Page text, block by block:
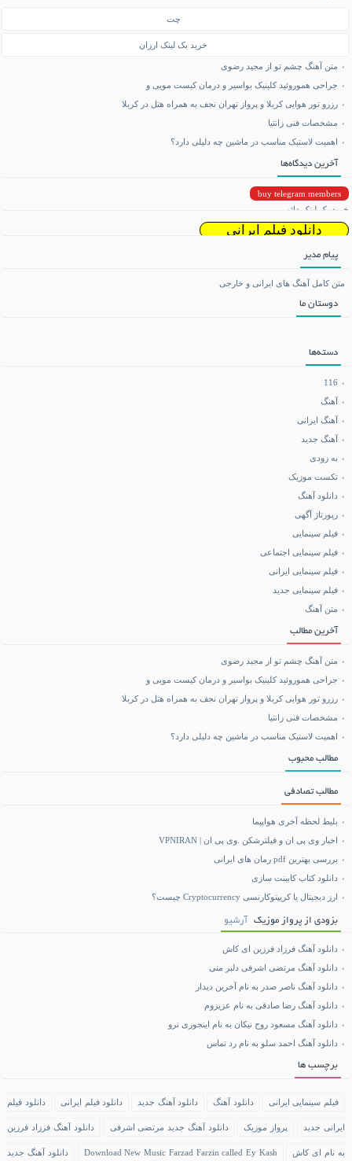
چت
خرید بک لینک ارزان
متن آهنگ چشم تو از مجید رضوی
جراحی هموروئید کلینیک بواسیر و درمان کیست مویی و
رزرو تور هوایی کربلا و پرواز تهران نجف به همراه هتل در کربلا
مشخصات فنی زانتیا
اهمیت لاستیک مناسب در ماشین چه دلیلی دارد؟
آخرین دیدگاه‌ها
buy telegram members
خرید بک لینک دائمی
دانلود فیلم ایرانی
دانلود ریمیکس
تماشای آنلاین فیلم و سریال
می بی نیم
فروشگاه تجهیزات کوهنوردی
آموزش هاستینگ و سرور
خرید کالا
خرید BCAA
خرید بلیط هواپیما
بلیط هواپیما تهران مشهد
پیام مدیر
متن کامل آهنگ های ایرانی و خارجی
دوستان ما
دسته‌ها
116
آهنگ
آهنگ ایرانی
آهنگ جدید
به زودی
تکست موزیک
دانلود آهنگ
رپورتاژ آگهی
فیلم سینمایی
فیلم سینمایی اجتماعی
فیلم سینمایی ایرانی
فیلم سینمایی جدید
متن آهنگ
آخرین مطالب
متن آهنگ چشم تو از مجید رضوی
جراحی هموروئید کلینیک بواسیر و درمان کیست مویی و
رزرو تور هوایی کربلا و پرواز تهران نجف به همراه هتل در کربلا
مشخصات فنی زانتیا
اهمیت لاستیک مناسب در ماشین چه دلیلی دارد؟
مطالب محبوب
مطالب تصادفی
بلیط لحظه آخری هواپیما
اخبار وی پی ان و فیلترشکن .وی پی ان | VPNIRAN
بررسی بهترین pdf رمان های ایرانی
دانلود کتاب کابینت سازی
ارز دیجیتال یا کریپتوکارنسی Cryptocurrency چیست؟
بزودی از پرواز موزیک آرشیو
دانلود آهنگ فرزاد فرزین ای کاش
دانلود آهنگ مرتضی اشرفی دلبر منی
دانلود آهنگ ناصر صدر به نام آخرین دیدار
دانلود آهنگ رضا صادقی به نام عزیزوم
دانلود آهنگ مسعود روح نیکان به نام اینجوری نرو
دانلود آهنگ احمد سلو به نام رد تماس
برچسب ها
فیلم سینمایی ایرانی دانلود آهنگ دانلود آهنگ جدید دانلود فیلم ایرانی دانلود فیلم
ایرانی جدید پرواز موزیک دانلود آهنگ جدید مرتضی اشرفی دانلود آهنگ فرزاد فرزین
به نام ای کاش Download New Music Farzad Farzin called Ey Kash دانلود آهنگ جدید